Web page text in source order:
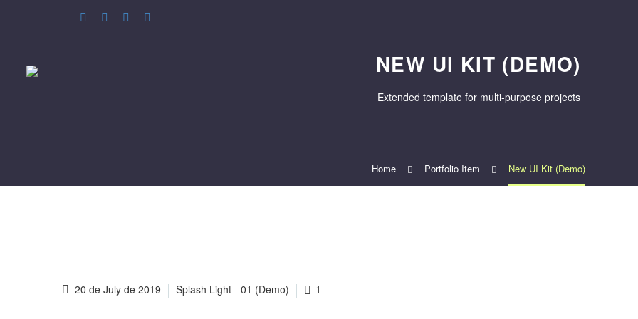
NEW UI KIT (DEMO)
Extended template for multi-purpose projects
Home Portfolio Item New UI Kit (Demo)
20 de July de 2019 Splash Light - 01 (Demo) 1